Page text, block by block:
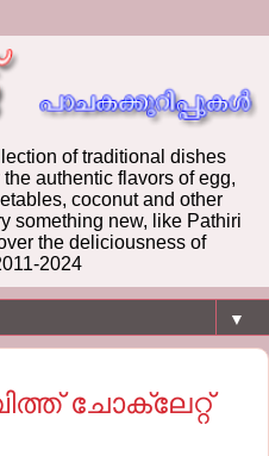
of traditional dishes
authentic flavors of egg,
coconut and other
something new, like Pathiri
the deliciousness of
2024
▼
ചോക്ലേറ്റ്